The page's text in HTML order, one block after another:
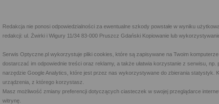
Redakcja nie ponosi odpowiedzialności za ewentualne szkody powstałe w wyniku
redakcji: ul. Żwirki i Wigury 11/34 83-000 Pruszcz Gdański Kopiowanie lub
Serwis Optyczne.pl wykorzystuje pliki cookies, które są zapisywane na Twoim
dostarczać im odpowiednie treści oraz reklamy, a także ułatwia korzystanie z serwisu,
narzędzie Google Analytics, które jest przez nas wykorzystywane do zbierania statystyk.
urządzenia, z którego korzystasz.
Masz możliwość zmiany preferencji dotyczących ciasteczek w swojej przeglądarce
witrynę.